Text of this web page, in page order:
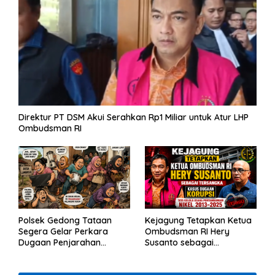
Direktur PT DSM Akui Serahkan Rp1 Miliar untuk Atur LHP
Ombudsman RI
Polsek Gedong Tataan
Segera Gelar Perkara
Dugaan Penjarahan
Kejagung Tetapkan Ketua
Ombudsman RI Hery
Susanto sebagai